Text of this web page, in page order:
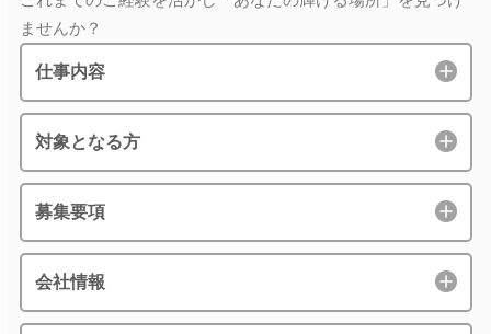
ませんか？
仕事内容
対象となる方
募集要項
会社情報